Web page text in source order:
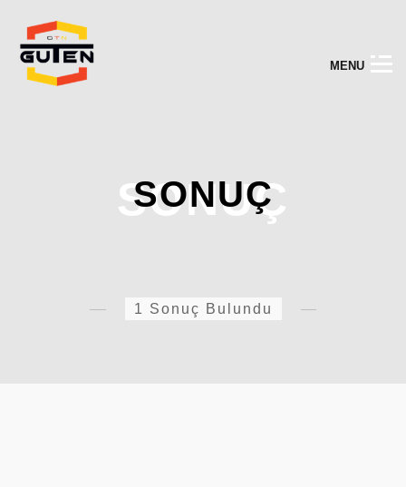
M ENU
SONUÇ
SONUÇ
1 Sonuç Bulundu